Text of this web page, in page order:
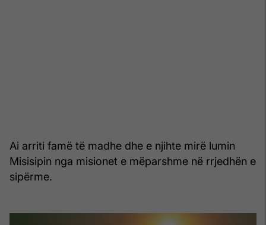
Ai arriti famë të madhe dhe e njihte mirë lumin
Misisipin nga misionet e mëparshme në rrjedhën e
sipërme.